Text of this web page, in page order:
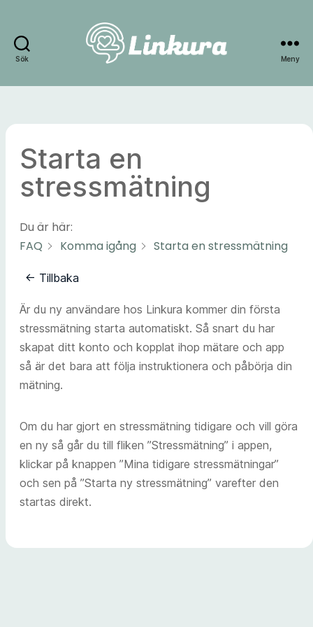
Sök Meny
Starta en
stressmätning
Du är här:
FAQ
Komma igång Starta en stressmätning
← Tillbaka
Är du ny användare hos Linkura kommer din första
stressmätning starta automatiskt. Så snart du har
skapat ditt konto och kopplat ihop mätare och app
så är det bara att följa instruktionera och påbörja din
mätning.
Om du har gjort en stressmätning tidigare och vill göra
en ny så går du till fliken ”Stressmätning” i appen,
klickar på knappen ”Mina tidigare stressmätningar”
och sen på ”Starta ny stressmätning” varefter den
startas direkt.